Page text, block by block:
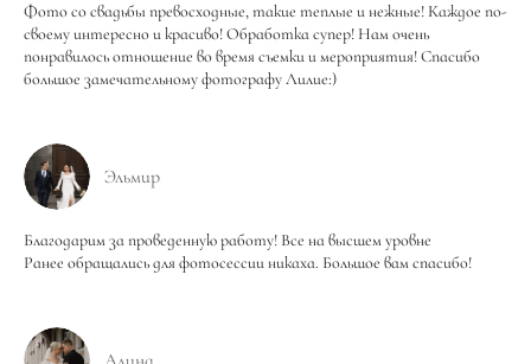
Фото со свадьбы превосходные, такие теплые и нежные! Каждое по-
своему интересно и красиво! Обработка супер! Нам очень
понравилось отношение во время съемки и мероприятия! Спасибо
большое замечательному фотографу Лилие:)
Эльмир
Благодарим за проведенную работу! Все на высшем уровне
Ранее обращались для фотосессии никаха. Большое вам спасибо!